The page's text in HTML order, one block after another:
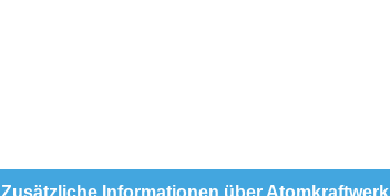
Zusätzliche Informationen über Atomkraftwerk